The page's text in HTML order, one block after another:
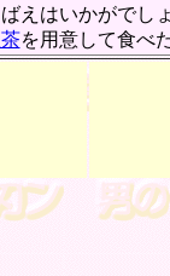
えはいかがで
を用意して食べ